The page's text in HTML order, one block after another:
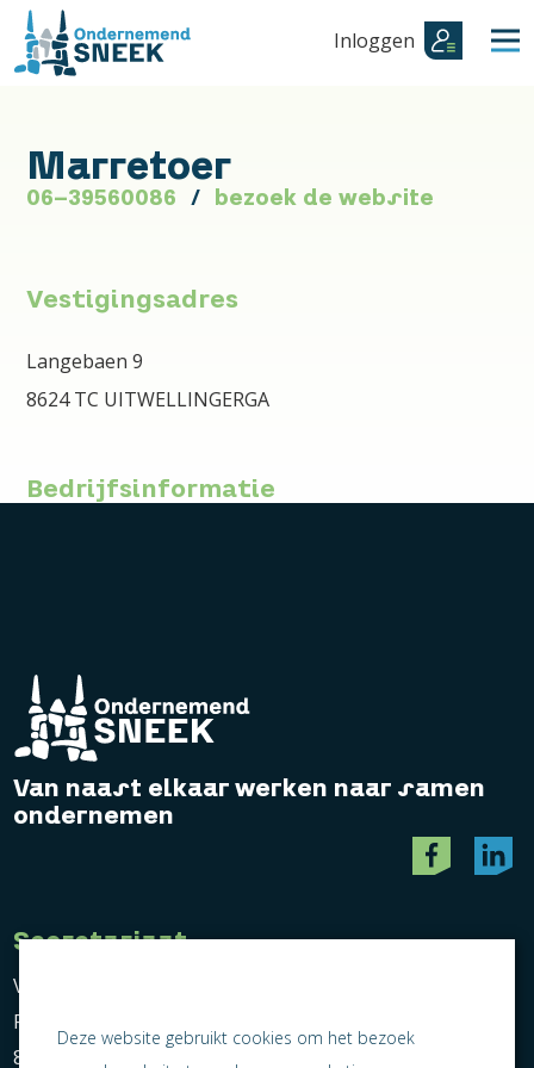
Inloggen
Marretoer
06-39560086 bezoek de website
Vestigingsadres
Langebaen 9
8624 TC UITWELLINGERGA
Bedrijfsinformatie
Van naast elkaar werken naar samen
ondernemen
Secretariaat
Vereniging Ondernemend Sneek
Postbus 464
8600 AL Sneek
Deze website gebruikt cookies om het bezoek